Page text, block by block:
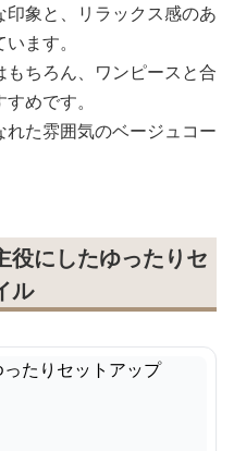
象と、リラックス感のあ
ます。
ちろん、ワンピースと合
めです。
た雰囲気のベージュコー
役にしたゆったりセ
ル